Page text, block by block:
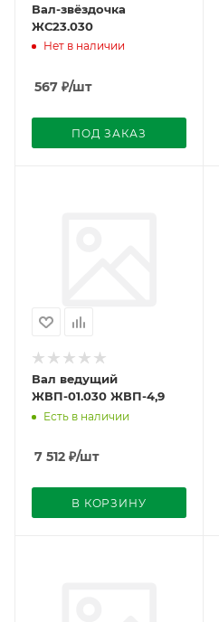
Вал-звёздочка
ЖС23.030
Нет в наличии
567 ₽/шт
ПОД ЗАКАЗ
Вал ведущий
ЖВП-01.030 ЖВП-4,9
Есть в наличии
7 512 ₽/шт
В КОРЗИНУ